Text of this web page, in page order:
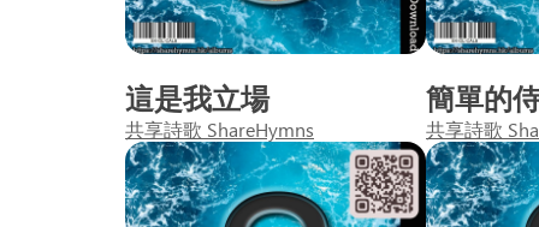
這是我立場
共享詩歌 ShareHymns
簡單的
共享詩歌